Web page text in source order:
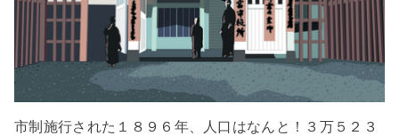
市制施行された１８９６年、人口はなんと！３万５２３